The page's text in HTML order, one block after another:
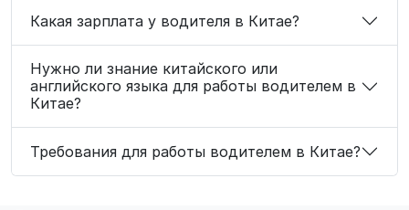
Какая зарплата у водителя в Китае?
Нужно ли знание китайского или
английского языка для работы водителем в
Китае?
Требования для работы водителем в Китае?